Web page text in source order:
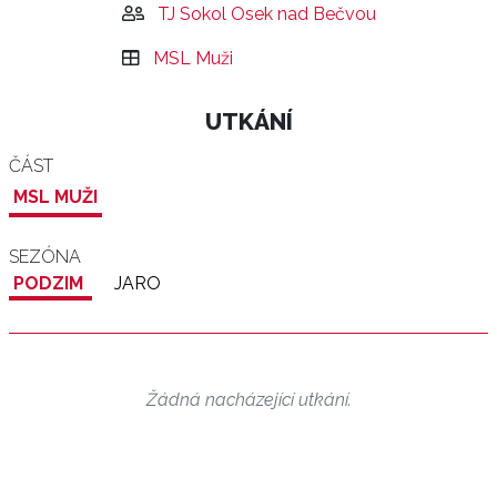
TJ Sokol Osek nad Bečvou
MSL Muži
UTKÁNÍ
ČÁST
MSL MUŽI
SEZÓNA
PODZIM
JARO
Žádná nacházející utkání.